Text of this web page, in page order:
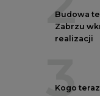
Budowa
Zabrzu
realizacji
3
Kogo